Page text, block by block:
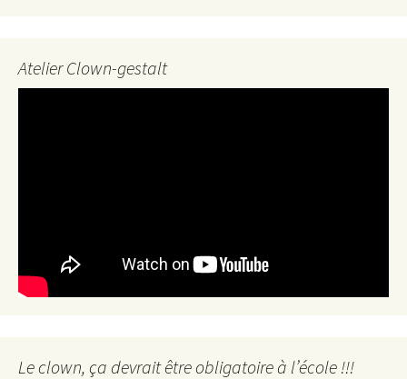
Atelier Clown-gestalt
Le clown, ça devrait être obligatoire à l’école !!!